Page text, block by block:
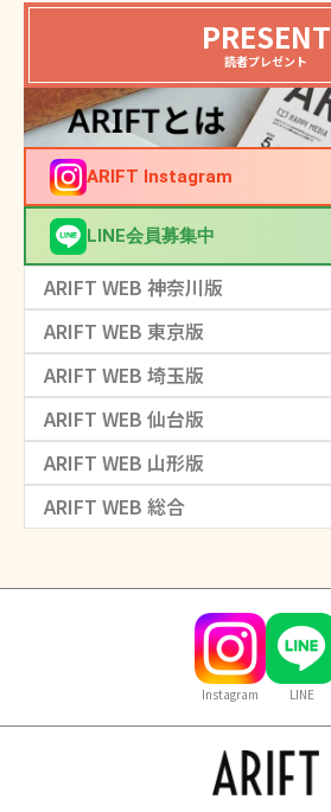
PRESENT
読者プレゼント
ARIFT Instagram
LINE会員募集中
ARIFT WEB 神奈川版
ARIFT WEB 東京版
ARIFT WEB 埼玉版
ARIFT WEB 仙台版
ARIFT WEB 山形版
ARIFT WEB 総合
Instagram LINE